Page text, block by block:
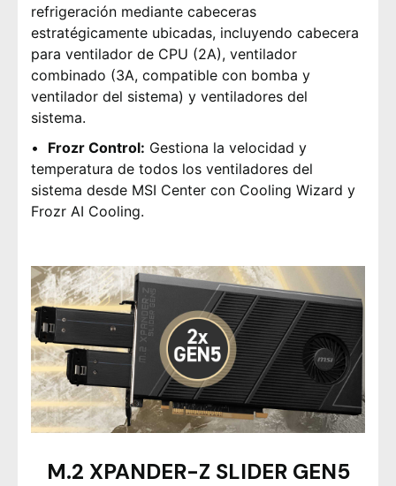
refrigeración mediante cabeceras
estratégicamente ubicadas, incluyendo cabecera
para ventilador de CPU (2A), ventilador
combinado (3A, compatible con bomba y
ventilador del sistema) y ventiladores del
sistema.
Frozr Control: Gestiona la velocidad y
temperatura de todos los ventiladores del
sistema desde MSI Center con Cooling Wizard y
Frozr AI Cooling.
M.2 XPANDER-Z SLIDER GEN5